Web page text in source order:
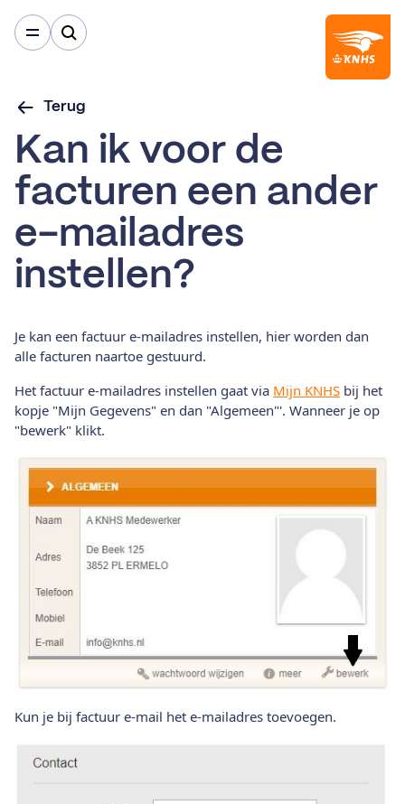
Terug
Kan ik voor de
facturen een ander
e-mailadres
instellen?
Je kan een factuur e-mailadres instellen, hier worden dan
alle facturen naartoe gestuurd.
Het factuur e-mailadres instellen gaat via Mijn KNHS bij het
kopje "Mijn Gegevens" en dan "Algemeen"'. Wanneer je op
"bewerk" klikt.
Kun je bij factuur e-mail het e-mailadres toevoegen.